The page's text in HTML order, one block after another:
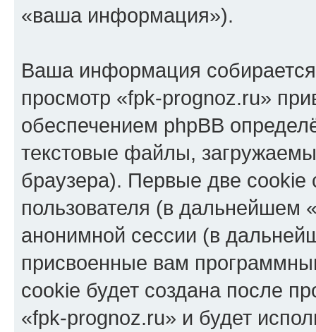
«ваша информация»).
Ваша информация
просмотр «fpk-prognoz.ru»
обеспечением phpBB
текстовые файлы,
браузера). Первые две cookie
пользователя (в дальнейшем
анонимной сессии (в
присвоенные вам
cookie будет создана после
«fpk-prognoz.ru» и будет